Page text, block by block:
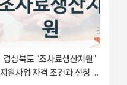
경상북도 “조사료생산지원”
지원사업 자격 조건과 신청 일